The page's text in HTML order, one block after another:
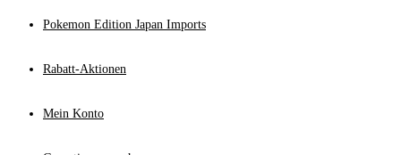
Pokemon Edition Japan Imports
Rabatt-Aktionen
Mein Konto